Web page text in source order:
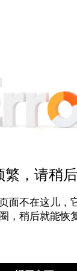
繁，请稍
面不在这儿，
，稍后就能恢